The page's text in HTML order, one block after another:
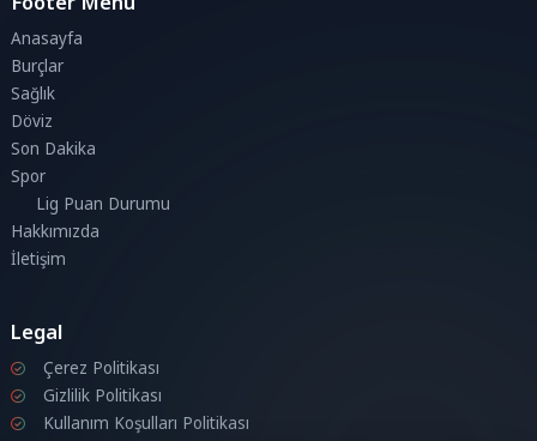
Anasayfa
Burçlar
Sağlık
Döviz
Son Dakika
Spor
Lig Puan Durumu
Hakkımızda
İletişim
Legal
Çerez Politikası
Gizlilik Politikası
Kullanım Koşulları Politikası